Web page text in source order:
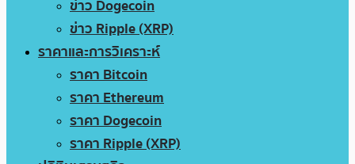
ข่าว Dogecoin
ข่าว Ripple (XRP)
ราคาและการวิเคราะห์
ราคา Bitcoin
ราคา Ethereum
ราคา Dogecoin
ราคา Ripple (XRP)